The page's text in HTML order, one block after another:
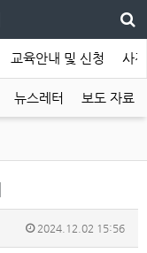
교육안내 및 신청 사
뉴스레터 보도 자료
2024.12.02 15:56